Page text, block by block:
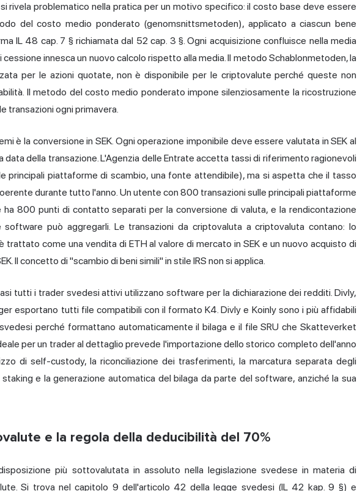
rivela problematico nella pratica per un motivo specifico: il costo base deve essere
del costo medio ponderato (genomsnittsmetoden), applicato a ciascun bene
IL 48 cap. 7 § richiamata dal 52 cap. 3 §. Ogni acquisizione confluisce nella media
cessione innesca un nuovo calcolo rispetto alla media. Il metodo Schablonmetoden, la
per le azioni quotate, non è disponibile per le criptovalute perché queste non
Il metodo del costo medio ponderato impone silenziosamente la ricostruzione
transazioni ogni primavera.
è la conversione in SEK. Ogni operazione imponibile deve essere valutata in SEK al
data della transazione. L'Agenzia delle Entrate accetta tassi di riferimento ragionevoli
principali piattaforme di scambio, una fonte attendibile), ma si aspetta che il tasso
durante tutto l'anno. Un utente con 800 transazioni sulle principali piattaforme
800 punti di contatto separati per la conversione di valuta, e la rendicontazione
può aggregarli. Le transazioni da criptovaluta a criptovaluta contano: lo
trattato come una vendita di ETH al valore di mercato in SEK e un nuovo acquisto di
Il concetto di "scambio di beni simili" in stile IRS non si applica.
tutti i trader svedesi attivi utilizzano software per la dichiarazione dei redditi. Divly,
esportano tutti file compatibili con il formato K4. Divly e Koinly sono i più affidabili
perché formattano automaticamente il bilaga e il file SRU che Skatteverket
per un trader al dettaglio prevede l'importazione dello storico completo dell'anno
di self-custody, la riconciliazione dei trasferimenti, la marcatura separata degli
e la generazione automatica del bilaga da parte del software, anziché la sua
e la regola della deducibilità del 70%
più sottovalutata in assoluto nella legislazione svedese in materia di
Si trova nel capitolo 9 dell'articolo 42 della legge svedesi (IL 42 kap. 9 §) e